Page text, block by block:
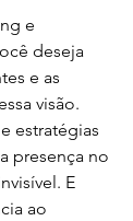
e
deseja
e as
visão.
estratégias
presença no
E
ao